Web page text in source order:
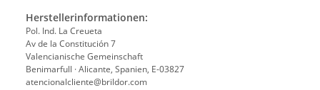
Herstellerinformationen:
Pol. Ind. La Creueta
Av de la Constitución 7
Valencianische Gemeinschaft
Benimarfull · Alicante, Spanien, E-03827
atencionalcliente@brildor.com